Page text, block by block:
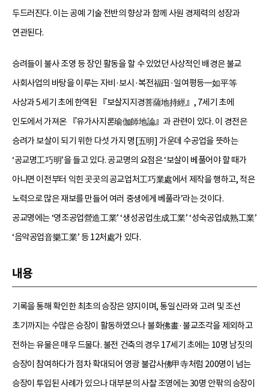
두드러진다. 이는 공예 기술 전반의 향상과 함께 사원 경제력의 성장과
연관된다.
승려들이 불사 조영 등 장인 활동을 할 수 있었던 사상적인 배경은 불교
사회사업의 바탕을 이루는 자비·보시·복전福田·일여평등一如平等
사상과 5세기 초에 한역된 『보살지지경菩薩地持經』, 7세기 초에
인도에서 가져온 『유가사지론瑜伽師地論』과 관련이 있다. 이 경전은
승려가 보살이 되기 위한 다섯 가지 명[五明] 가운데 수공업을 뜻하는
‘공교명工巧明’을 들고 있다. 공교명의 요점은 ‘보살이 베풀어야 할 때가
아니면 이전부터 익힌 곳곳의 공교업처工巧業處에서 제작을 행하고, 적은
노력으로 많은 재보를 만들어 여러 중생에게 베풀라’라는 것이다.
공교명에는 ‘영조공업營造工業’ ‘생성공업生成工業’ ‘성숙공업成熟工業’
‘음악공업音樂工業’ 등 12처處가 있다.
내용
기록을 통해 확인한 최초의 승장은 양지이며, 통일신라와 고려 및 조선
초기까지는 수많은 승장이 활동하였으나 불화佛畫·불교조각을 제외하고
전하는 유물은 매우 드물다. 불전 건축의 경우 17세기 초에는 10명 남짓의
승장이 참여하다가 점차 확대되어 영광 불갑사佛甲寺처럼 200명이 넘는
승장이 투입된 사례가 있으나 대부분의 사찰 조영에는 30명 안팎의 승장이